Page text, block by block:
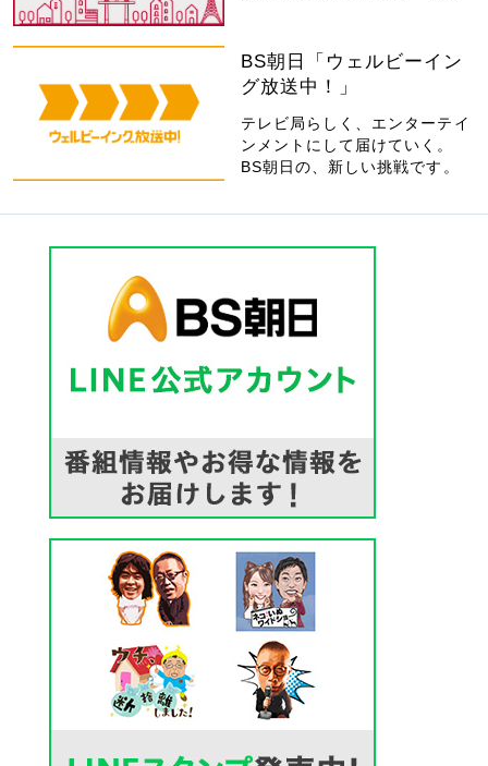
BS朝日「ウェルビーイン
グ放送中！」
テレビ局らしく、エンターテイ
ンメントにして届けていく。
BS朝日の、新しい挑戦です。